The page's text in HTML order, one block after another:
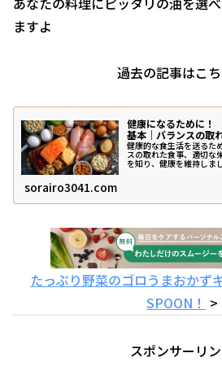
ますよ
過去の記事はこ
健康になるために
基本｜バランスの取
健康的な食生活を送るた
スの取れた食事、適切な
を知り、健康を維持しま
sorairo3041.com
たっぷり野菜のゴロうまおかず
SPOON！ >
スポンサーリ